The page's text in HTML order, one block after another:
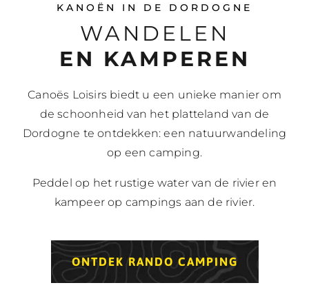
KANOËN IN DE DORDOGNE
WANDELEN
EN KAMPEREN
Canoës Loisirs biedt u een unieke manier om
de schoonheid van het platteland van de
Dordogne te ontdekken: een natuurwandeling
op een camping.
Peddel op het rustige water van de rivier en
kampeer op campings aan de rivier.
ONTDEK RANDO CAMPING